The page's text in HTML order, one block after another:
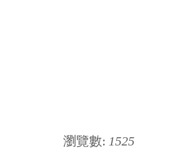
瀏覽數: 1525